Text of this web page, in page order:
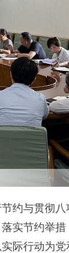
约与贯彻
实节约举
际行动为党